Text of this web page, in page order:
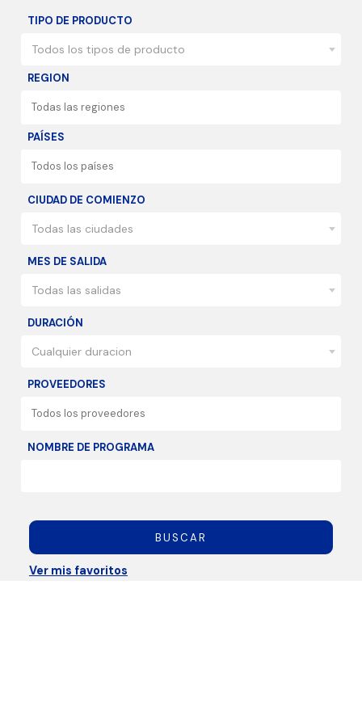
TIPO DE PRODUCTO
Todos los tipos de producto
REGION
PAÍSES
CIUDAD DE COMIENZO
Todas las ciudades
MES DE SALIDA
Todas las salidas
DURACIÓN
Cualquier duracion
PROVEEDORES
NOMBRE DE PROGRAMA
BUSCAR
Ver mis favoritos